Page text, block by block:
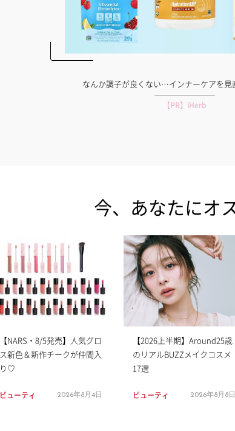
なんか調子が良くない…インナーケアを見
【PR】iHerb
今、あなたにオ
【NARS・8/5発売】人気グロ
ス新色＆新作チークが仲間入
り♡
ビューティ 2026年8月4日
【2026上半期】Around25歳
のリアルBUZZメイクコスメ
17選
ビューティ 2026年8月8日